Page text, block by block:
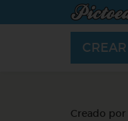
Creado por